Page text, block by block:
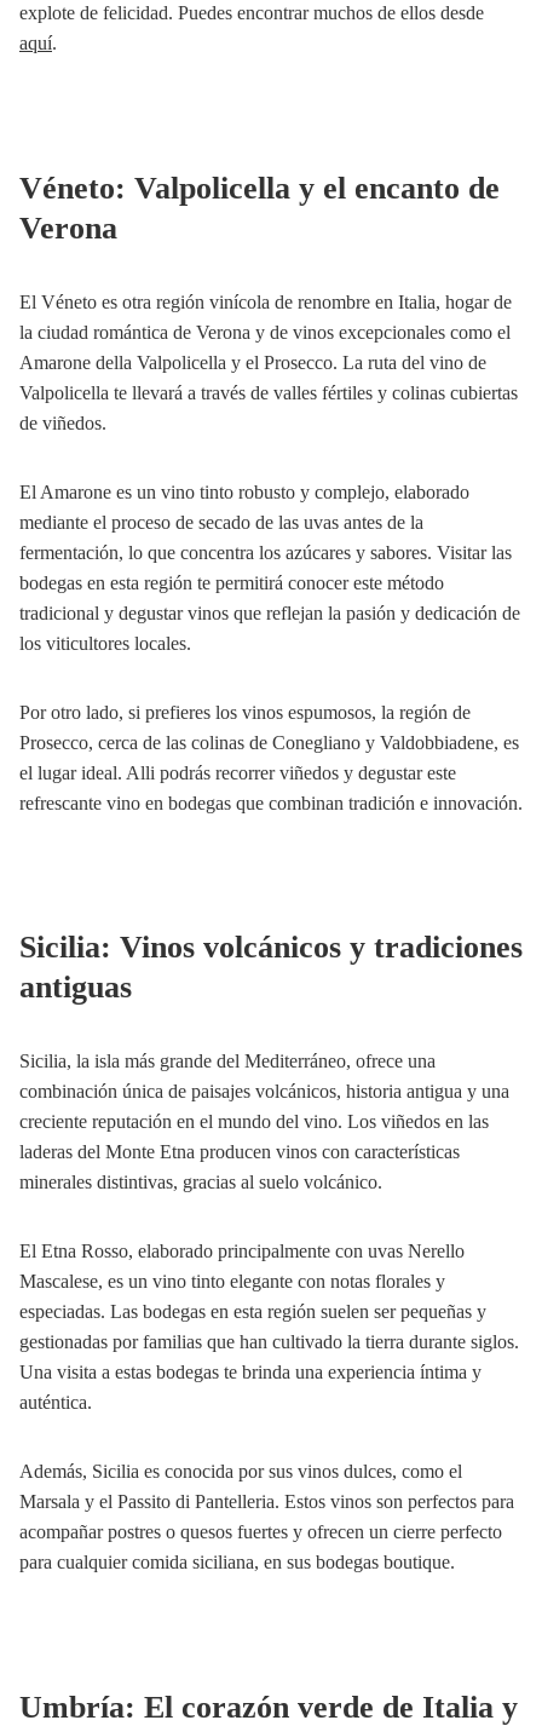
explote de felicidad. Puedes encontrar muchos de ellos desde
aquí.
Véneto: Valpolicella y el encanto de
Verona
El Véneto es otra región vinícola de renombre en Italia, hogar de
la ciudad romántica de Verona y de vinos excepcionales como el
Amarone della Valpolicella y el Prosecco. La ruta del vino de
Valpolicella te llevará a través de valles fértiles y colinas cubiertas
de viñedos.
El Amarone es un vino tinto robusto y complejo, elaborado
mediante el proceso de secado de las uvas antes de la
fermentación, lo que concentra los azúcares y sabores. Visitar las
bodegas en esta región te permitirá conocer este método
tradicional y degustar vinos que reflejan la pasión y dedicación de
los viticultores locales.
Por otro lado, si prefieres los vinos espumosos, la región de
Prosecco, cerca de las colinas de Conegliano y Valdobbiadene, es
el lugar ideal. Alli podrás recorrer viñedos y degustar este
refrescante vino en bodegas que combinan tradición e innovación.
Sicilia: Vinos volcánicos y tradiciones
antiguas
Sicilia, la isla más grande del Mediterráneo, ofrece una
combinación única de paisajes volcánicos, historia antigua y una
creciente reputación en el mundo del vino. Los viñedos en las
laderas del Monte Etna producen vinos con características
minerales distintivas, gracias al suelo volcánico.
El Etna Rosso, elaborado principalmente con uvas Nerello
Mascalese, es un vino tinto elegante con notas florales y
especiadas. Las bodegas en esta región suelen ser pequeñas y
gestionadas por familias que han cultivado la tierra durante siglos.
Una visita a estas bodegas te brinda una experiencia íntima y
auténtica.
Además, Sicilia es conocida por sus vinos dulces, como el
Marsala y el Passito di Pantelleria. Estos vinos son perfectos para
acompañar postres o quesos fuertes y ofrecen un cierre perfecto
para cualquier comida siciliana, en sus bodegas boutique.
Umbría: El corazón verde de Italia y